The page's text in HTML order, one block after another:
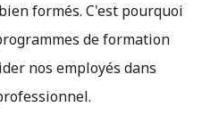
formés. C'est pourquoi
de formation
nos employés dans